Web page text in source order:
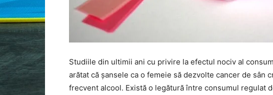
Studiile din ultimii ani cu privire la efectul nociv al
arătat că șansele ca o femeie să dezvolte cancer de sân
frecvent alcool. Există o legătură între consumul regulat